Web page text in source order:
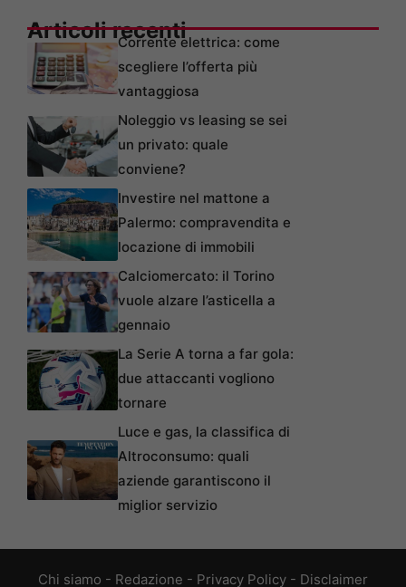
Articoli recentiCorrente elettrica: come
scegliere l’offerta più
vantaggiosa
Noleggio vs leasing se sei
un privato: quale
conviene?
Investire nel mattone a
Palermo: compravendita e
locazione di immobili
Calciomercato: il Torino
vuole alzare l’asticella a
gennaio
La Serie A torna a far gola:
due attaccanti vogliono
tornare
Luce e gas, la classifica di
Altroconsumo: quali
aziende garantiscono il
miglior servizio
Chi siamo - Redazione - Privacy Policy - Disclaimer